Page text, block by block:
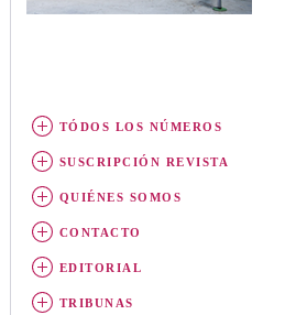
TÓDOS LOS NÚMEROS
SUSCRIPCIÓN REVISTA
QUIÉNES SOMOS
CONTACTO
EDITORIAL
TRIBUNAS